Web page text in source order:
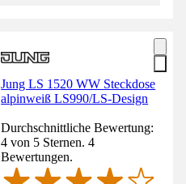
Jung LS 1520 WW Steckdose
alpinweiß LS990/LS-Design
Durchschnittliche Bewertung:
4 von 5 Sternen. 4
Bewertungen.